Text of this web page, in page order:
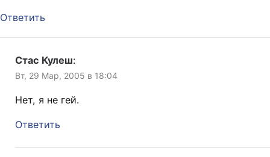
Ответить
Стас Кулеш:
Вт, 29 Мар, 2005 в 18:04
Нет, я не гей.
Ответить